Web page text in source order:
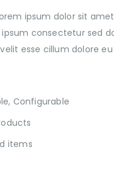
ipsum dolor sit
consectetur sed
esse cillum dolore
Configurable
items